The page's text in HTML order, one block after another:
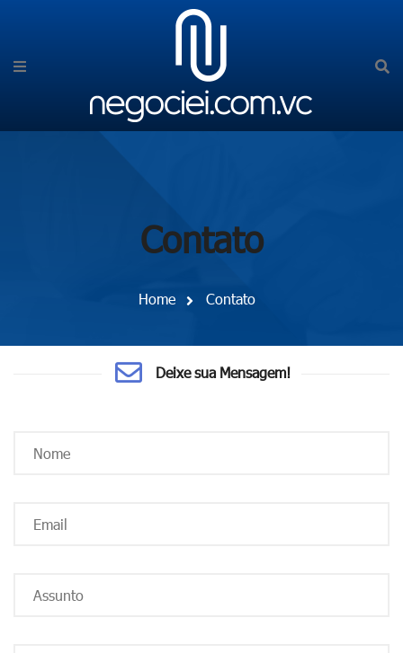
Contato
Home Contato
Deixe sua Mensagem!